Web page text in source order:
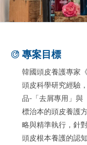
專案目標
韓國頭皮養護專家
頭皮科學研究經驗
品-「去屑專用」與
標治本的頭皮養護
略與精準執行，針
頭皮根本養護的認